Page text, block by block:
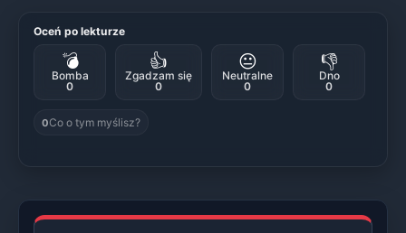
Oceń po lekturze
💣
Bomba
0
👍
Zgadzam się
0
😐
Neutralne
0
👎
Dno
0
0Co o tym myślisz?